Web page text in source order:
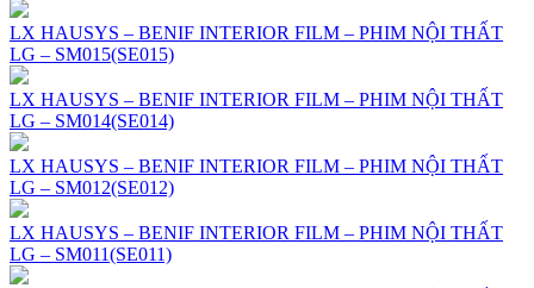
LX HAUSYS – BENIF INTERIOR FILM – PHIM NỘI THẤT
LG – SM015(SE015)
LX HAUSYS – BENIF INTERIOR FILM – PHIM NỘI THẤT
LG – SM014(SE014)
LX HAUSYS – BENIF INTERIOR FILM – PHIM NỘI THẤT
LG – SM012(SE012)
LX HAUSYS – BENIF INTERIOR FILM – PHIM NỘI THẤT
LG – SM011(SE011)